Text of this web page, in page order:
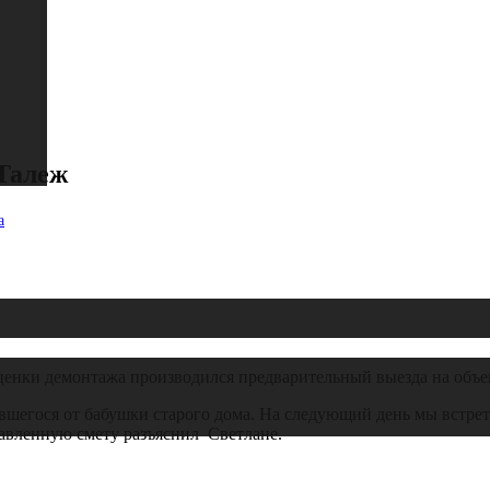
демонтажа производился предварительный выезда на
от бабушки старого дома. На следующий день мы
смету разъяснил Светлане.